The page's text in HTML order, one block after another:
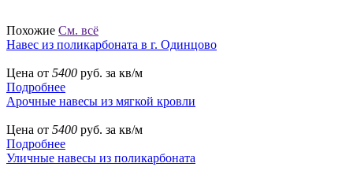
Похожие См. всё
Навес из поликарбоната в г. Одинцово
Цена от 5400 руб. за кв/м
Подробнее
Арочные навесы из мягкой кровли
Цена от 5400 руб. за кв/м
Подробнее
Уличные навесы из поликарбоната